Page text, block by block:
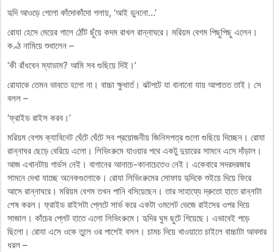
হৃদি আওড়ে গেলো কাঁদোকাঁদো গলায়, ‘আই ডুননো…’
রোযা হেসে মেয়ের গালে ঠোঁট ছুঁয়ে কদম রাখল রান্নাঘরে। মরিয়ম বেগম পিছুপিছু এলেন।
কণ্ঠ নামিয়ে শুধালেন –
‘কী রাঁধবেন ম্যাডাম? আমি সব গুছিয়ে দিই।’
রোযাকে তেমন ভাবতে হলো না। বাচ্চা ক্ষুধার্ত। ঝটপটে যা বানানো যায় আপাতত তাই। সে
বলল –
‘ফ্রাইড রাইস করব।’
মরিয়ম বেগম ক্যাবিনেট ঘেঁটে ঘেঁটে সব প্রয়োজনীয় জিনিসপত্র গুলো গুছিয়ে দিচ্ছেন। রোযা
রান্নাঘর ছেড়ে বেরিয়ে এলো। লিভিংরুমে যাওয়ার পথে একটু দুয়ারের সামনে এসে দাঁড়াল।
আজ এখানটায় গার্ডস নেই। বাগানের আনাচে-কানাচেতেও নেই। একেবারে সদরদরজার
সামনে দেখা যাচ্ছে অনেকগুলোকে। রোযা লিভিংরুমের সোফায় হৃদিকে শুইয়ে দিয়ে ফিরে
আসে রান্নাঘরে। মরিয়ম বেগম তখন পানি বসিয়েছেন। তার সাহায্যে দ্রুতো হাতে রান্নাটা
শেষ করল। ফ্রাইড রাইসটা প্লেটে সার্ভ করে একটা ওমলেট ভেজে রাইসের ওপর দিয়ে
সাজাল। কাঁচের প্লেট হাতে এলো লিভিংরুমে। হৃদির ঘুম ছুটে গিয়েছে। এভাবেই পড়ে
ছিলো। রোযা এসে ওকে তুলে ওর পাশেই বসল। চামচ দিয়ে খাওয়াতে চাইলে বাচ্চাটা আবদার
ধরল –